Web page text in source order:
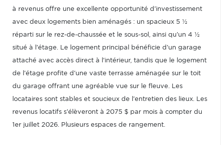
à revenus offre une excellente opportunité d'investissement
avec deux logements bien aménagés : un spacieux 5 ½
réparti sur le rez-de-chaussée et le sous-sol, ainsi qu'un 4 ½
situé à l'étage. Le logement principal bénéficie d'un garage
attaché avec accès direct à l'intérieur, tandis que le logement
de l'étage profite d'une vaste terrasse aménagée sur le toit
du garage offrant une agréable vue sur le fleuve. Les
locataires sont stables et soucieux de l'entretien des lieux. Les
revenus locatifs s'élèveront à 2075 $ par mois à compter du
1er juillet 2026. Plusieurs espaces de rangement.